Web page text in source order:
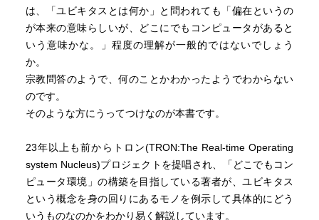
は、「ユビキタスとは何か」と問われても「偏在というの
が本来の意味らしいが、どこにでもコンピュータがあると
いう意味かな。」程度の理解が一般的ではないでしょう
か。
宗教問答のようで、何のことかわかったようでわからない
のです。
そのような方にうってつけなのが本書です。
23年以上も前からトロン(TRON:The Real-time Operating
system Nucleus)プロジェクトを提唱され、「どこでもコン
ピュータ環境」の構築を目指している著者が、ユビキタス
という概念を身の回りにあるモノを例示して具体的にどう
いうものなのかをわかり易く解説しています。